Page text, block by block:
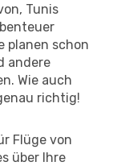
Tunis
planen schon
andere
Wie auch
richtig!
Flüge von
über Ihre